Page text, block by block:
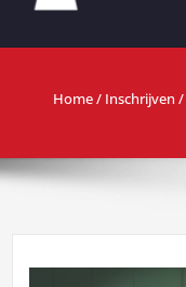
Home/ Inschrijven /